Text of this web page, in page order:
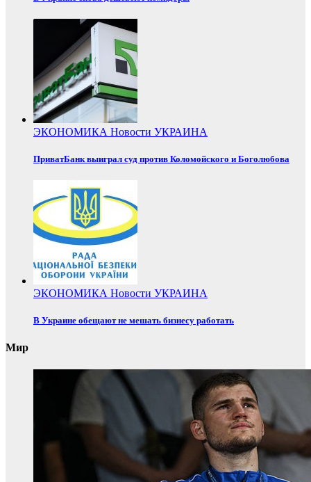
ЭКОНОМИКА Новости УКРАИНА
ПриватБанк выиграл суд против Коломойского и Боголюбова
ЭКОНОМИКА Новости УКРАИНА
В Украине обещают не мешать бизнесу работать
Мир